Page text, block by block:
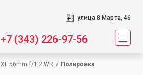
улица 8 Марта, 46
+7 (343) 226-97-56
XF 56mm f/1.2 WR / Полировка